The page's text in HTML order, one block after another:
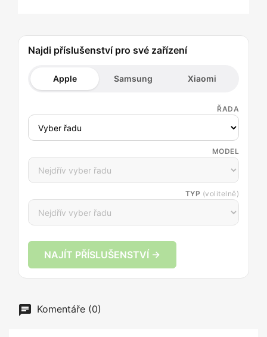
Najdi příslušenství pro své zařízení
Apple Samsung Xiaomi
ŘADA
MODEL
TYP (volitelně)
NAJÍT PŘÍSLUŠENSTVÍ →
Komentáře (0)